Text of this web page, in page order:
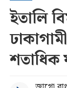
ইতালি
শতাধিক